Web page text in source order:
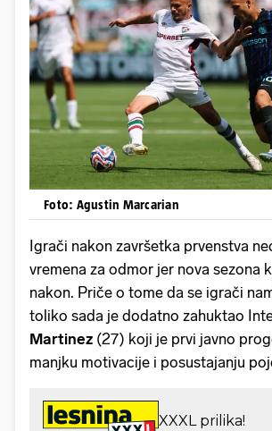
Foto: Agustin Marcarian
Igrači nakon završetka prvenstva
vremena za odmor jer nova sezona
nakon. Priče o tome da se igrači
toliko sada je dodatno zahuktao
Martinez (27) koji je prvi javno
manjku motivacije i posustajanju